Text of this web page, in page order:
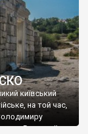
київський
на той час,
Василю ІІ, та